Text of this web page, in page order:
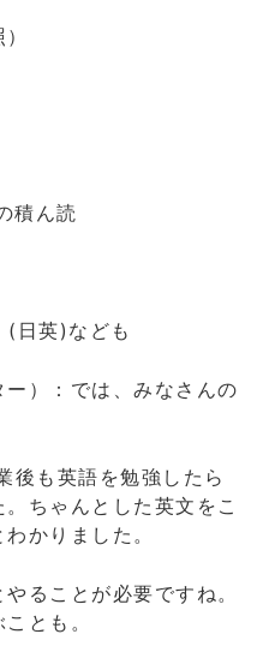
積ん読
日英)なども
）：では、みなさんの
後も英語を勉強したら
ちゃんとした英文をこ
かりました。
ることが必要ですね。
とも。